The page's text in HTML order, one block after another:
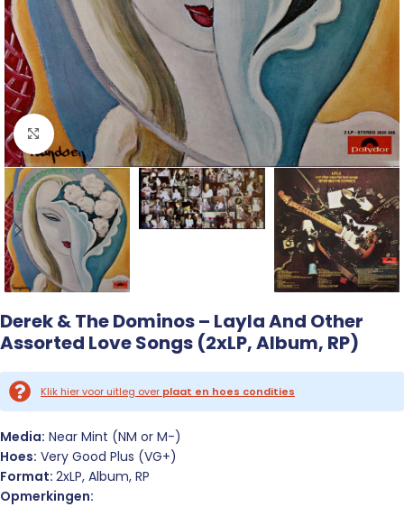
Click to enlarge
Derek & The Dominos – Layla And Other
Assorted Love Songs (2xLP, Album, RP)
Klik hier voor uitleg over plaat en hoes condities
Media: Near Mint (NM or M-)
Hoes: Very Good Plus (VG+)
Format: 2xLP, Album, RP
Opmerkingen: